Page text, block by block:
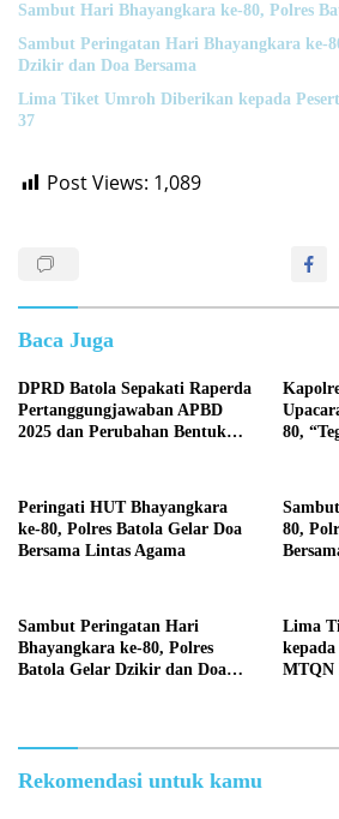
Sambut Hari Bhayangkara ke-80, Polres
Sambut Peringatan Hari Bhayangkara ke-
Dzikir dan Doa Bersama
Lima Tiket Umroh Diberikan kepada
37
Post Views: 1,089
Baca Juga
DPRD Batola Sepakati Raperda
Pertanggungjawaban APBD
2025 dan Perubahan Bentuk
80,
Peringati HUT Bhayangkara
ke-80, Polres Batola Gelar Doa
Bersama Lintas Agama
80,
Sambut Peringatan Hari
Bhayangkara ke-80, Polres
Batola Gelar Dzikir dan Doa
Lima
MTQN
Rekomendasi untuk kamu